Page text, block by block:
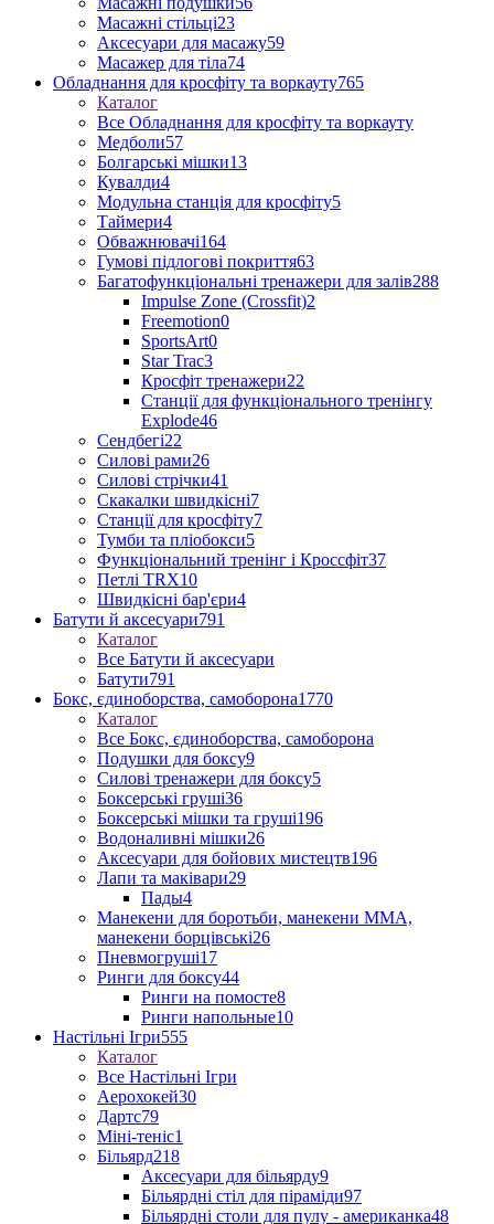
Масажні стільці23
Аксесуари для масажу59
Масажер для тіла74
Обладнання для кросфіту та воркауту765
Каталог
Все Обладнання для кросфіту та воркауту
Медболи57
Болгарські мішки13
Кувалди4
Модульна станція для кросфіту5
Таймери4
Обважнювачі164
Гумові підлогові покриття63
Багатофункціональні тренажери для залів288
Impulse Zone (Crossfit)2
Freemotion0
SportsArt0
Star Trac3
Кросфіт тренажери22
Станції для функціонального тренінгу
Explode46
Сендбегі22
Силові рами26
Силові стрічки41
Скакалки швидкісні7
Станції для кросфіту7
Тумби та пліобокси5
Функціональний тренінг і Кроссфіт37
Петлі TRX10
Швидкісні бар'єри4
Батути й аксесуари791
Каталог
Все Батути й аксесуари
Батути791
Бокс, єдиноборства, самоборона1770
Каталог
Все Бокс, єдиноборства, самоборона
Подушки для боксу9
Силові тренажери для боксу5
Боксерські груші36
Боксерські мішки та груші196
Водоналивні мішки26
Аксесуари для бойових мистецтв196
Лапи та маківари29
Пады4
Манекени для боротьби, манекени ММА,
манекени борцівські26
Пневмогруші17
Ринги для боксу44
Ринги на помосте8
Ринги напольные10
Настільні Ігри555
Каталог
Все Настільні Ігри
Аерохокей30
Дартс79
Міні-теніс1
Більярд218
Аксесуари для більярду9
Більярдні стіл для піраміди97
Більярдні столи для пулу - американка48